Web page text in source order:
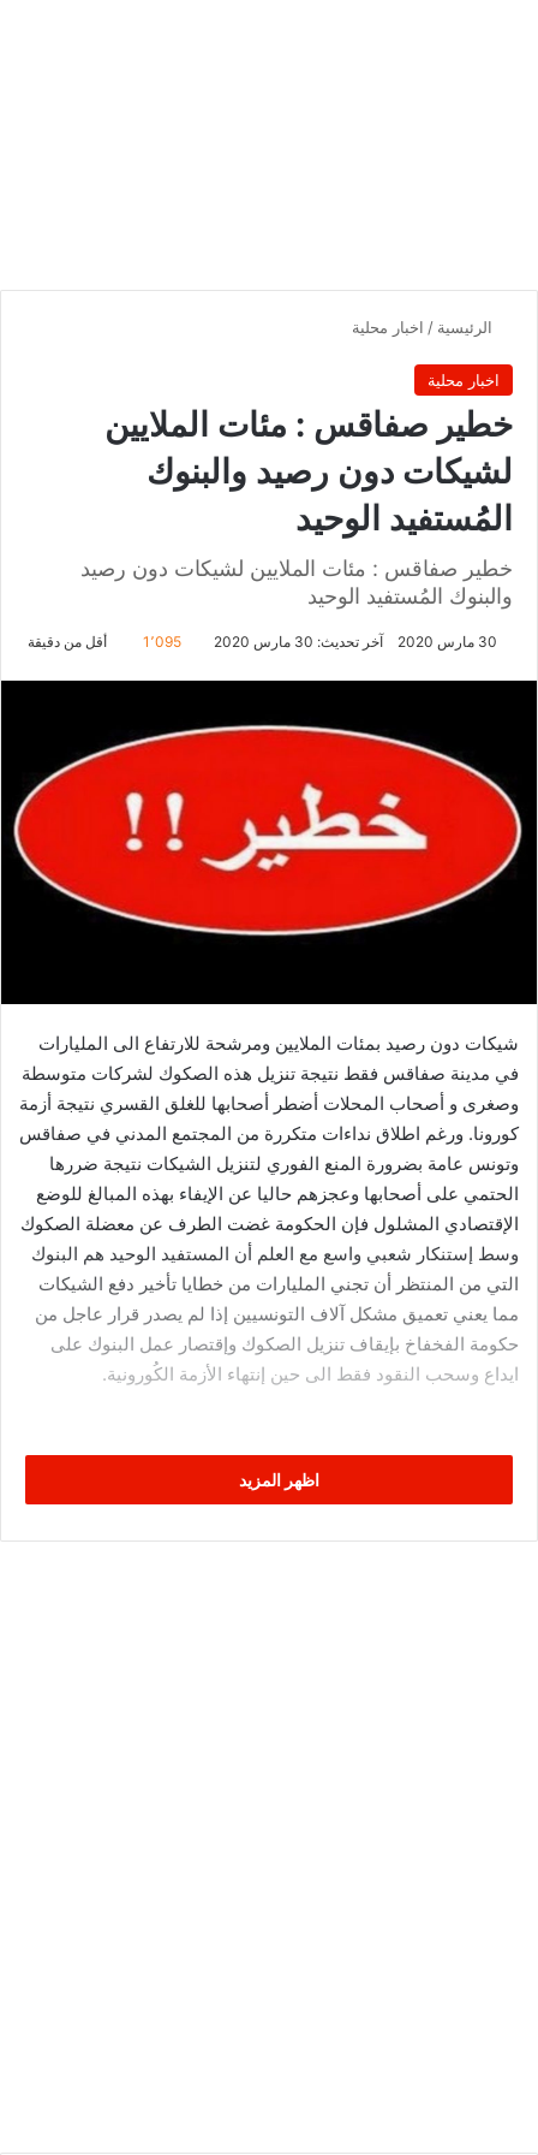
الرئيسية / اخبار محلية
اخبار محلية
خطير صفاقس : مئات الملايين
لشيكات دون رصيد والبنوك
المُستفيد الوحيد
خطير صفاقس : مئات الملايين لشيكات دون رصيد
والبنوك المُستفيد الوحيد
30 مارس 2020 آخر تحديث: 30 مارس 2020 1٬095 أقل من دقيقة
شيكات دون رصيد بمئات الملايين ومرشحة للارتفاع الى المليارات
في مدينة صفاقس فقط نتيجة تنزيل هذه الصكوك لشركات متوسطة
وصغرى و أصحاب المحلات أضطر أصحابها للغلق القسري نتيجة أزمة
كورونا. ورغم اطلاق نداءات متكررة من المجتمع المدني في صفاقس
وتونس عامة بضرورة المنع الفوري لتنزيل الشيكات نتيجة ضررها
الحتمي على أصحابها وعجزهم حاليا عن الإيفاء بهذه المبالغ للوضع
الإقتصادي المشلول فإن الحكومة غضت الطرف عن معضلة الصكوك
وسط إستنكار شعبي واسع مع العلم أن المستفيد الوحيد هم البنوك
التي من المنتظر أن تجني المليارات من خطايا تأخير دفع الشيكات
مما يعني تعميق مشكل آلاف التونسيين إذا لم يصدر قرار عاجل من
حكومة الفخفاخ بإيقاف تنزيل الصكوك وإقتصار عمل البنوك على
ايداع وسحب النقود فقط الى حين إنتهاء الأزمة الكُورونية.
اظهر المزيد